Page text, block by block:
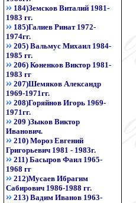
184)Земсков Виталий 1981-
1983 гг.
185)Галиев Ринат 1972-
1974гг.
205) Вальмус Михаил 1984-
1985 гг.
206) Коненков Виктор 1981-
1983 гг
207)Шемяков Александр
1969-1971гг.
208)Горяйнов Игорь 1969-
1971гг.
209 )Зыков Виктор
Иванович.
210) Мороз Евгений
Григорьевич 1981 - 1983г.
211) Басыров Фаил 1965-
1968 гг
212)Мусаев Ибрагим
Сабирович 1986-1988 гг.
213) Вадим Иванов 1963-